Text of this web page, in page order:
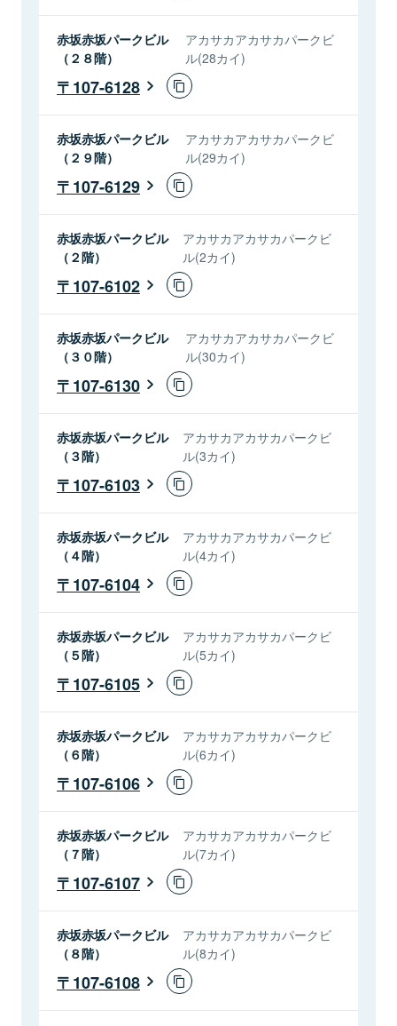
赤坂赤坂パークビル
（２８階）
アカサカアカサカパークビ
ル(28カイ)
107-6128
赤坂赤坂パークビル
（２９階）
アカサカアカサカパークビ
ル(29カイ)
107-6129
赤坂赤坂パークビル
（２階）
アカサカアカサカパークビ
ル(2カイ)
107-6102
赤坂赤坂パークビル
（３０階）
アカサカアカサカパークビ
ル(30カイ)
107-6130
赤坂赤坂パークビル
（３階）
アカサカアカサカパークビ
ル(3カイ)
107-6103
赤坂赤坂パークビル
（４階）
アカサカアカサカパークビ
ル(4カイ)
107-6104
赤坂赤坂パークビル
（５階）
アカサカアカサカパークビ
ル(5カイ)
107-6105
赤坂赤坂パークビル
（６階）
アカサカアカサカパークビ
ル(6カイ)
107-6106
赤坂赤坂パークビル
（７階）
アカサカアカサカパークビ
ル(7カイ)
107-6107
赤坂赤坂パークビル
（８階）
アカサカアカサカパークビ
ル(8カイ)
107-6108